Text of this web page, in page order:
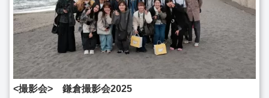
<撮影会> 鎌倉撮影会2025